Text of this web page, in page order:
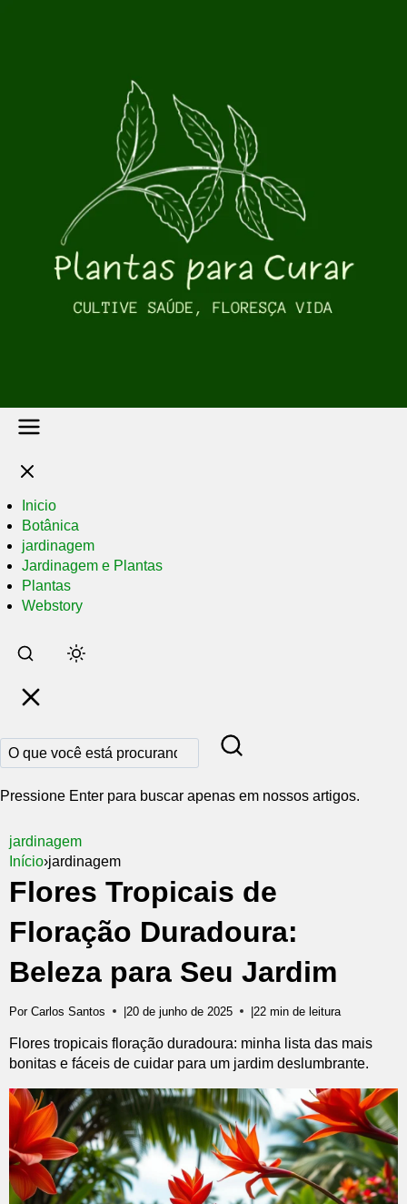
Inicio
Botânica
jardinagem
Jardinagem e Plantas
Plantas
Webstory
Pular
para
conteúdo
principal
Pressione Enter para buscar apenas em nossos artigos.
jardinagem
Início›jardinagem
Flores Tropicais de
Floração Duradoura:
Beleza para Seu Jardim
Por Carlos Santos |20 de junho de 2025 |22 min de leitura
Flores tropicais floração duradoura: minha lista das mais
bonitas e fáceis de cuidar para um jardim deslumbrante.